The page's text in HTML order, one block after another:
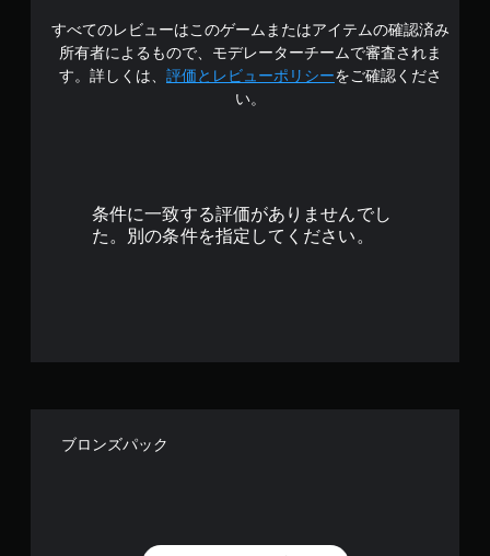
すべてのレビューはこのゲームまたはアイテムの確認済み
所有者によるもので、モデレーターチームで審査されま
す。詳しくは、 評価とレビューポリシーをご確認くださ
い。
条件に一致する評価がありませんでし
た。別の条件を指定してください。
ブロンズパック